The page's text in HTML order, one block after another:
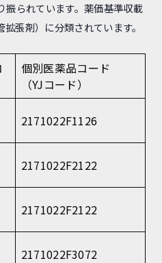
振られています。薬価基準収載
張剤）に分類されています。
個別医薬品コード
（YJコード）
2171022F1126
2171022F2122
2171022F2122
2171022F3072